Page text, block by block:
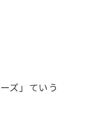
ズ」ていう